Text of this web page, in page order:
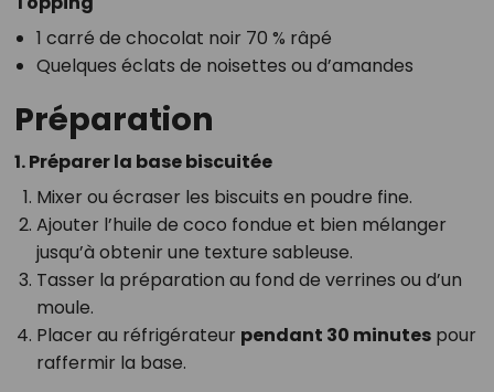
1 carré de chocolat noir 70 % râpé
Quelques éclats de noisettes ou d’amandes
Préparation
1. Préparer la base biscuitée
Mixer ou écraser les biscuits en poudre fine.
Ajouter l’huile de coco fondue et bien mélanger
jusqu’à obtenir une texture sableuse.
Tasser la préparation au fond de verrines ou d’un
moule.
Placer au réfrigérateur pendant 30 minutespour
raffermir la base.